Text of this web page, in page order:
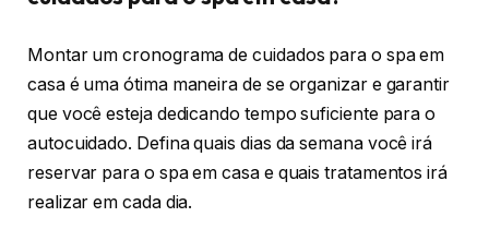
Montar um cronograma de cuidados para o spa em
casa é uma ótima maneira de se organizar e garantir
que você esteja dedicando tempo suficiente para o
autocuidado. Defina quais dias da semana você irá
reservar para o spa em casa e quais tratamentos irá
realizar em cada dia.